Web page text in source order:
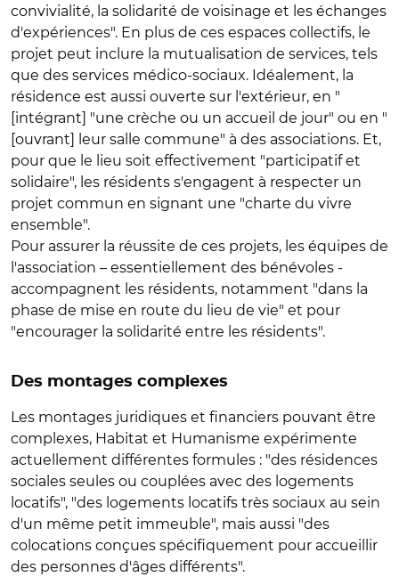
convivialité, la solidarité de voisinage et les échanges
d'expériences". En plus de ces espaces collectifs, le
projet peut inclure la mutualisation de services, tels
que des services médico-sociaux. Idéalement, la
résidence est aussi ouverte sur l'extérieur, en "
[intégrant] "une crèche ou un accueil de jour" ou en "
[ouvrant] leur salle commune" à des associations. Et,
pour que le lieu soit effectivement "participatif et
solidaire", les résidents s'engagent à respecter un
projet commun en signant une "charte du vivre
ensemble".
Pour assurer la réussite de ces projets, les équipes de
l'association – essentiellement des bénévoles -
accompagnent les résidents, notamment "dans la
phase de mise en route du lieu de vie" et pour
"encourager la solidarité entre les résidents".
Des montages complexes
Les montages juridiques et financiers pouvant être
complexes, Habitat et Humanisme expérimente
actuellement différentes formules : "des résidences
sociales seules ou couplées avec des logements
locatifs", "des logements locatifs très sociaux au sein
d'un même petit immeuble", mais aussi "des
colocations conçues spécifiquement pour accueillir
des personnes d'âges différents".